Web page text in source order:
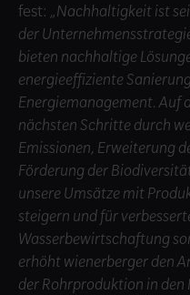
fest: „Nachhaltigkeit ist
der
bieten nachhaltige
energieeffiziente
Energiemanagement. Auf
nächsten Schritte durch
Emissionen, Erweiterung
Förderung der
unsere Umsätze mit
steigern und für
Wasserbewirtschaftung
erhöht wienerberger den
der Rohrproduktion in den